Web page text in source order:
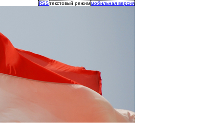
RSSтекстовый режиммобильная версия